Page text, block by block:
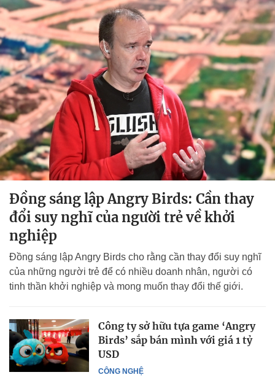
Đồng sáng lập Angry Birds: Cần thay
đổi suy nghĩ của người trẻ về khởi
nghiệp
Đồng sáng lập Angry Birds cho rằng cần thay đổi suy nghĩ
của những người trẻ để có nhiều doanh nhân, người có
tinh thần khởi nghiệp và mong muốn thay đổi thế giới.
CÔNG NGHỆ
Công ty sở hữu tựa game ‘Angry
Birds’ sắp bán mình với giá 1 tỷ
USD